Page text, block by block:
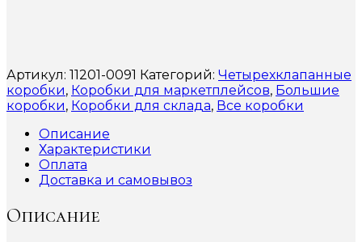
Артикул: 11201-0091 Категорий: Четырехклапанные
коробки, Коробки для маркетплейсов, Большие
коробки, Коробки для склада, Все коробки
Описание
Характеристики
Оплата
Доставка и самовывоз
Описание